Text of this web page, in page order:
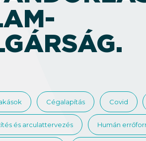
Cégalapítás Covid
és arculattervezés Humán